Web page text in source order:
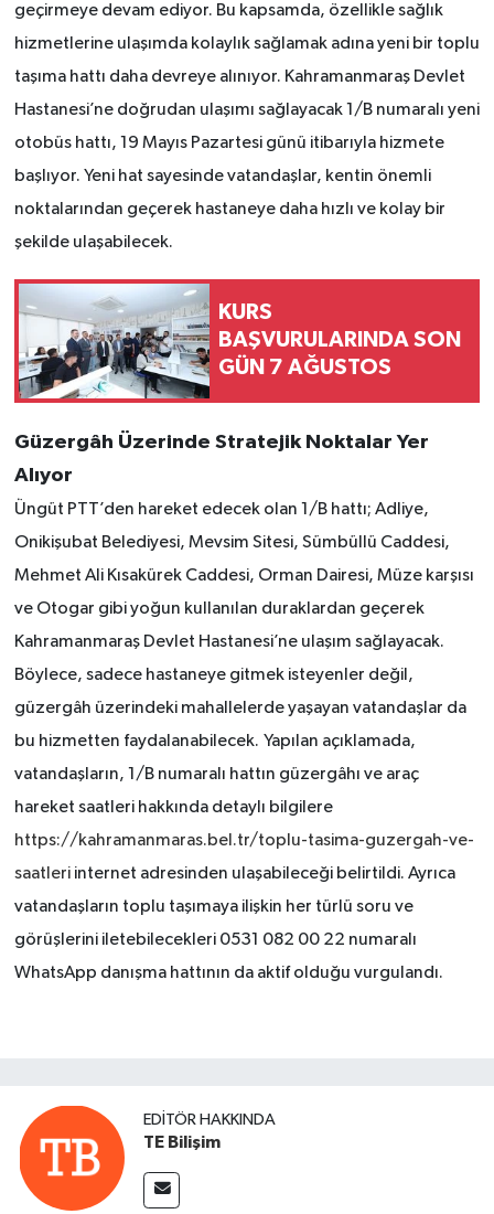
geçirmeye devam ediyor. Bu kapsamda, özellikle sağlık
hizmetlerine ulaşımda kolaylık sağlamak adına yeni bir toplu
taşıma hattı daha devreye alınıyor. Kahramanmaraş Devlet
Hastanesi’ne doğrudan ulaşımı sağlayacak 1/B numaralı yeni
otobüs hattı, 19 Mayıs Pazartesi günü itibarıyla hizmete
başlıyor. Yeni hat sayesinde vatandaşlar, kentin önemli
noktalarından geçerek hastaneye daha hızlı ve kolay bir
şekilde ulaşabilecek.
KURS
BAŞVURULARINDA SON
GÜN 7 AĞUSTOS
Güzergâh Üzerinde Stratejik Noktalar Yer
Alıyor
Üngüt PTT’den hareket edecek olan 1/B hattı; Adliye,
Onikişubat Belediyesi, Mevsim Sitesi, Sümbüllü Caddesi,
Mehmet Ali Kısakürek Caddesi, Orman Dairesi, Müze karşısı
ve Otogar gibi yoğun kullanılan duraklardan geçerek
Kahramanmaraş Devlet Hastanesi’ne ulaşım sağlayacak.
Böylece, sadece hastaneye gitmek isteyenler değil,
güzergâh üzerindeki mahallelerde yaşayan vatandaşlar da
bu hizmetten faydalanabilecek. Yapılan açıklamada,
vatandaşların, 1/B numaralı hattın güzergâhı ve araç
hareket saatleri hakkında detaylı bilgilere
https://kahramanmaras.bel.tr/toplu-tasima-guzergah-ve-
saatleriinternet adresinden ulaşabileceği belirtildi. Ayrıca
vatandaşların toplu taşımaya ilişkin her türlü soru ve
görüşlerini iletebilecekleri 0531 082 00 22 numaralı
WhatsApp danışma hattının da aktif olduğu vurgulandı.
EDITÖR HAKKINDA
TE Bilişim